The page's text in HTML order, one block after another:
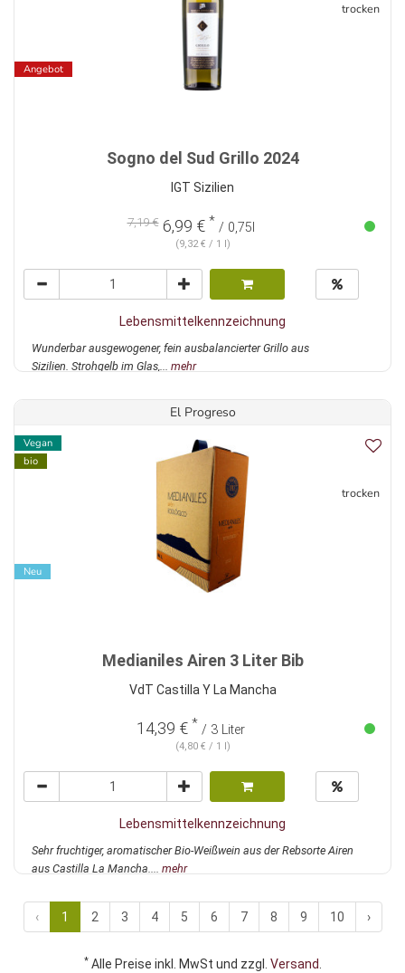
Angebot
trocken
Sogno del Sud Grillo 2024
IGT Sizilien
7,19 €6,99 € * / 0,75l
(9,32 € / 1 l)
Lebensmittelkennzeichnung
Wunderbar ausgewogener, fein ausbalancierter Grillo aus
Sizilien. Strohgelb im Glas,... mehr
El Progreso
Vegan
bio
Neu
trocken
Medianiles Airen 3 Liter Bib
VdT Castilla Y La Mancha
14,39 € * / 3 Liter
(4,80 € / 1 l)
Lebensmittelkennzeichnung
Sehr fruchtiger, aromatischer Bio-Weißwein aus der Rebsorte Airen
aus Castilla La Mancha.... mehr
‹ 1 2 3 4 5 6 7 8 9 10 ›
*Alle Preise inkl. MwSt und zzgl. Versand.